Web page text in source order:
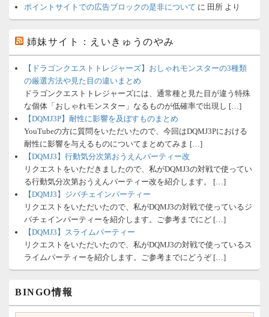
ポイントサイトでの広告ブロックの是非について に 田所 より
姉妹サイト：えいきゅうのやみ
【ドラゴンクエストトレジャーズ】おしゃれモンスターの3種類
の厳選方法や見た目の違いまとめ
ドラゴンクエストトレジャーズには、通常種と見た目が違う特殊
な個体「おしゃれモンスター」なるものが低確率で出現し […]
【DQMJ3P】耐性に影響を及ぼすものまとめ
YouTubeの方に質問をいただいたので、今回はDQMJ3Pにおける
耐性に影響を与えるものについてまとめてみま […]
【DQMJ3】行動気分次第おうえんパーティー改
リクエストをいただきましたので、私がDQMJ3の対戦で使ってい
る行動気分次第おうえんパーティー改を紹介します。 […]
【DQMJ3】ジバチェインパーティー
リクエストをいただいたので、私がDQMJ3の対戦で使っているジ
バチェインパーティーを紹介します。ご参考までにど […]
【DQMJ3】スライムパーティー
リクエストをいただいたので、私がDQMJ3の対戦で使っているス
ライムパーティーを紹介します。ご参考までにどうぞ […]
BINGO情報